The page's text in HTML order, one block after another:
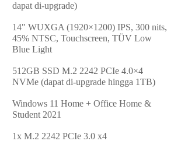
dapat di-upgrade)
14" WUXGA (1920×1200) IPS, 300 nits,
45% NTSC, Touchscreen, TÜV Low
Blue Light
512GB SSD M.2 2242 PCIe 4.0×4
NVMe (dapat di-upgrade hingga 1TB)
Windows 11 Home + Office Home &
Student 2021
1x M.2 2242 PCIe 3.0 x4